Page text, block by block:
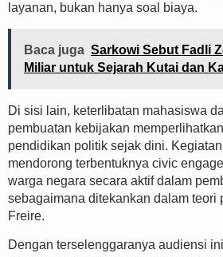
layanan, bukan hanya soal biaya.
Baca juga Sarkowi Sebut Fadli
Miliar untuk Sejarah Kutai dan
Di sisi lain, keterlibatan mahasiswa
pembuatan kebijakan
pendidikan politik sejak dini.
mendorong terbentuknya civic
warga negara secara aktif dalam
sebagaimana ditekankan dalam teori
Freire.
Dengan terselenggaranya audiensi